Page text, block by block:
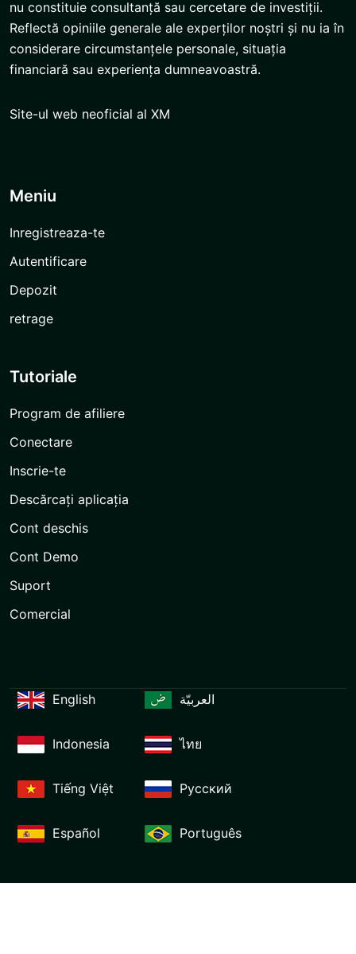
nu constituie consultanță sau cercetare de investiții.
Reflectă opiniile generale ale experților noștri și nu ia în
considerare circumstanțele personale, situația
financiară sau experiența dumneavoastră.
Site-ul web neoficial al XM
Meniu
Inregistreaza-te
Autentificare
Depozit
retrage
Tutoriale
Program de afiliere
Conectare
Inscrie-te
Descărcați aplicația
Cont deschis
Cont Demo
Suport
Comercial
English العربيّة
Indonesia ไทย
Tiếng Việt Русский
Español Português